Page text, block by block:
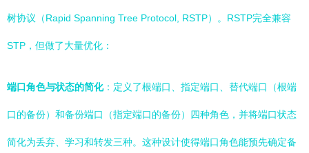
树协议（Rapid Spanning Tree Protocol, RSTP）。RSTP完全兼容
STP，但做了大量优化：
端口角色与状态的简化：定义了根端口、指定端口、替代端口（根端
口的备份）和备份端口（指定端口的备份）四种角色，并将端口状态
简化为丢弃、学习和转发三种。这种设计使得端口角色能预先确定备